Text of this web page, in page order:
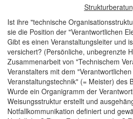
Ist ihre "technische
sie die Position der "Verantwortlichen
Gibt es einen Veranstaltungsleiter und
versichert? (Persönliche, unbegrenzte
Zusammenarbeit von "Technischem
Veranstalters mit dem
Veranstaltungstechnik" (= Meister) des
Wurde ein Organigramm der
Weisungsstruktur erstellt und
Notfallkommunikation definiert und